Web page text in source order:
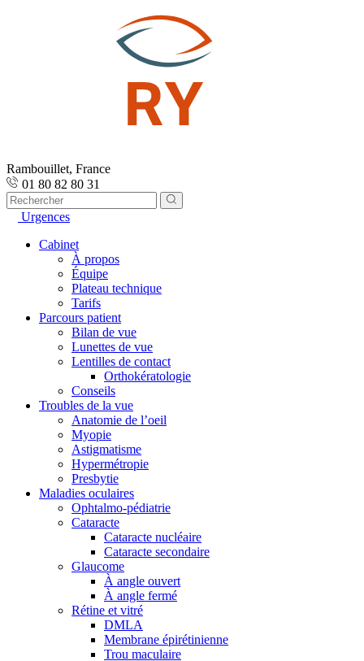
Rambouillet, France
01 80 82 80 31
Urgences
Cabinet
À propos
Équipe
Plateau technique
Tarifs
Parcours patient
Bilan de vue
Lunettes de vue
Lentilles de contact
Orthokératologie
Conseils
Troubles de la vue
Anatomie de l’oeil
Myopie
Astigmatisme
Hypermétropie
Presbytie
Maladies oculaires
Ophtalmo-pédiatrie
Cataracte
Cataracte nucléaire
Cataracte secondaire
Glaucome
À angle ouvert
À angle fermé
Rétine et vitré
DMLA
Membrane épirétinienne
Trou maculaire